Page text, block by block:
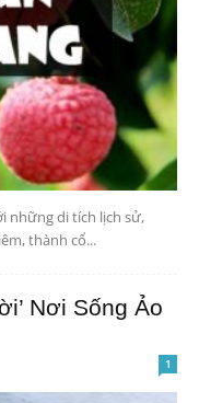
những di tích lịch sử,
thành cổ...
Nơi Sống Ảo
1